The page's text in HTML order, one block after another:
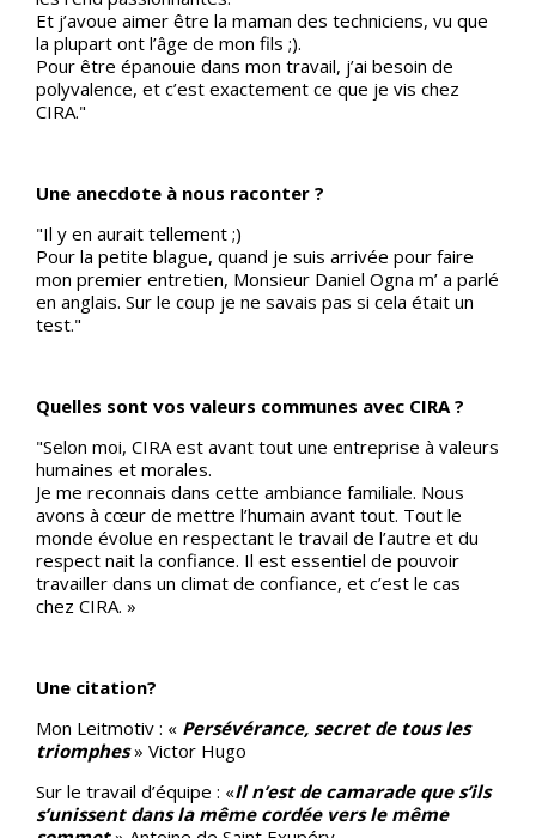
Et j’avoue aimer être la maman des techniciens, vu que
la plupart ont l’âge de mon fils ;).
Pour être épanouie dans mon travail, j’ai besoin de
polyvalence, et c’est exactement ce que je vis chez
CIRA."
Une anecdote à nous raconter ?
"Il y en aurait tellement ;)
Pour la petite blague, quand je suis arrivée pour faire
mon premier entretien, Monsieur Daniel Ogna m’ a parlé
en anglais. Sur le coup je ne savais pas si cela était un
test."
Quelles sont vos valeurs communes avec CIRA ?
"Selon moi, CIRA est avant tout une entreprise à valeurs
humaines et morales.
Je me reconnais dans cette ambiance familiale. Nous
avons à cœur de mettre l’humain avant tout. Tout le
monde évolue en respectant le travail de l’autre et du
respect nait la confiance. Il est essentiel de pouvoir
travailler dans un climat de confiance, et c’est le cas
chez CIRA. »
Une citation?
Mon Leitmotiv : « Persévérance, secret de tous les
triomphes» Victor Hugo
Sur le travail d’équipe : «Il n’est de camarade que s’ils
s’unissent dans la même cordée vers le même